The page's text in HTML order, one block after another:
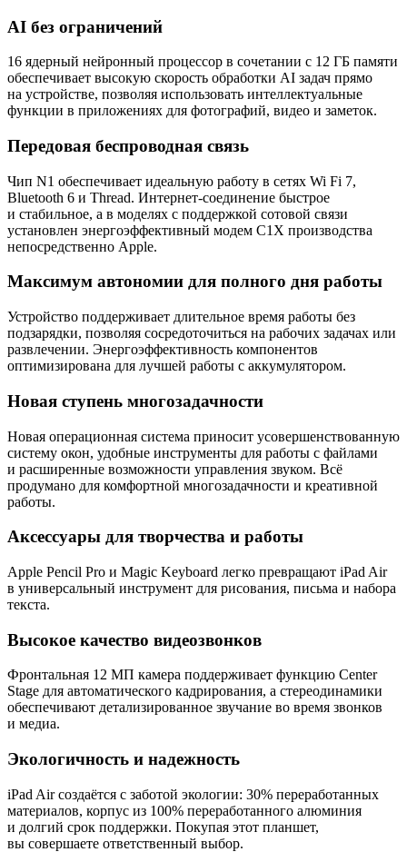
AI без ограничений
16 ядерный нейронный процессор в сочетании с 12 ГБ памяти
обеспечивает высокую скорость обработки AI задач прямо
на устройстве, позволяя использовать интеллектуальные
функции в приложениях для фотографий, видео и заметок.
Передовая беспроводная связь
Чип N1 обеспечивает идеальную работу в сетях Wi Fi 7,
Bluetooth 6 и Thread. Интернет-соединение быстрое
и стабильное, а в моделях с поддержкой сотовой связи
установлен энергоэффективный модем C1X производства
непосредственно Apple.
Максимум автономии для полного дня работы
Устройство поддерживает длительное время работы без
подзарядки, позволяя сосредоточиться на рабочих задачах или
развлечении. Энергоэффективность компонентов
оптимизирована для лучшей работы с аккумулятором.
Новая ступень многозадачности
Новая операционная система приносит усовершенствованную
систему окон, удобные инструменты для работы с файлами
и расширенные возможности управления звуком. Всё
продумано для комфортной многозадачности и креативной
работы.
Аксессуары для творчества и работы
Apple Pencil Pro и Magic Keyboard легко превращают iPad Air
в универсальный инструмент для рисования, письма и набора
текста.
Высокое качество видеозвонков
Фронтальная 12 МП камера поддерживает функцию Center
Stage для автоматического кадрирования, а стереодинамики
обеспечивают детализированное звучание во время звонков
и медиа.
Экологичность и надежность
iPad Air создаётся с заботой экологии: 30% переработанных
материалов, корпус из 100% переработанного алюминия
и долгий срок поддержки. Покупая этот планшет,
вы совершаете ответственный выбор.